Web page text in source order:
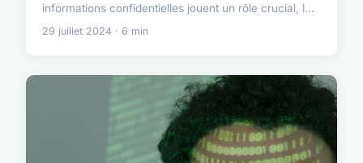
informations confidentielles jouent un rôle crucial, l...
29 juillet 2024 · 6 min